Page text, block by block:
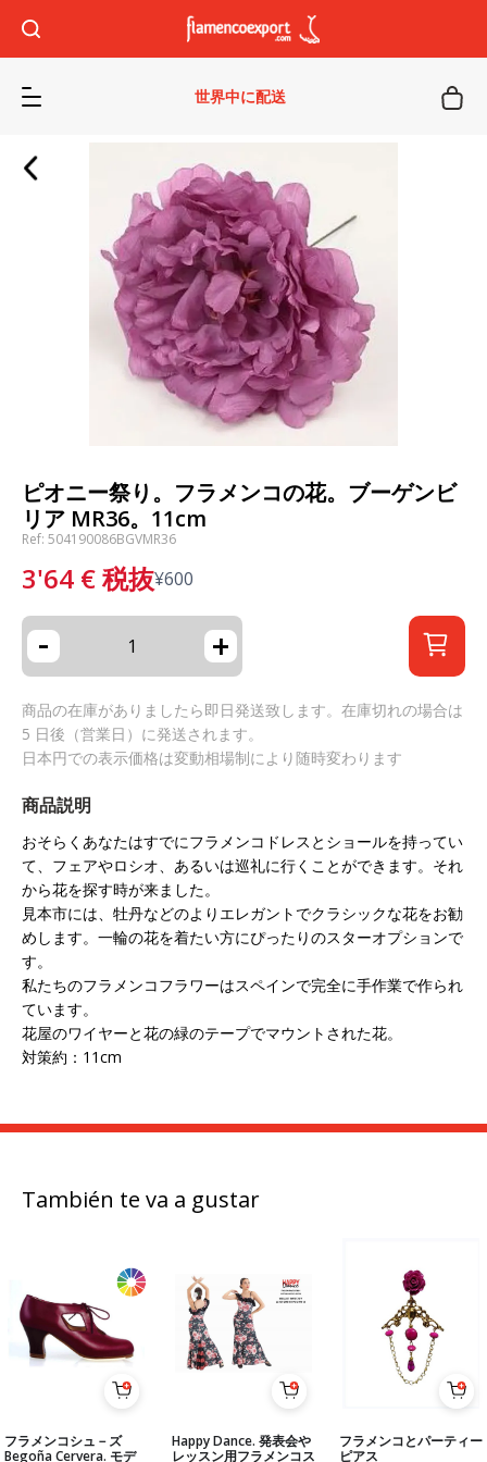
世界中に配送
ピオニー祭り。フラメンコの花。ブーゲンビ
リア MR36。11cm
Ref: 504190086BGVMR36
3'64 €税抜¥600
- +
商品の在庫がありましたら即日発送致します。在庫切れの場合は
5 日後（営業日）に発送されます。
日本円での表示価格は変動相場制により随時変わります
商品説明
おそらくあなたはすでにフラメンコドレスとショールを持ってい
て、フェアやロシオ、あるいは巡礼に行くことができます。それ
から花を探す時が来ました。
見本市には、牡丹などのよりエレガントでクラシックな花をお勧
めします。一輪の花を着たい方にぴったりのスターオプションで
す。
私たちのフラメンコフラワーはスペインで完全に手作業で作られ
ています。
花屋のワイヤーと花の緑のテープでマウントされた花。
対策約：11cm
También te va a gustar
フラメンコシュ－ズ
Begoña Cervera. モデ
Happy Dance. 発表会や
レッスン用フラメンコス
フラメンコとパーティー
ピアス